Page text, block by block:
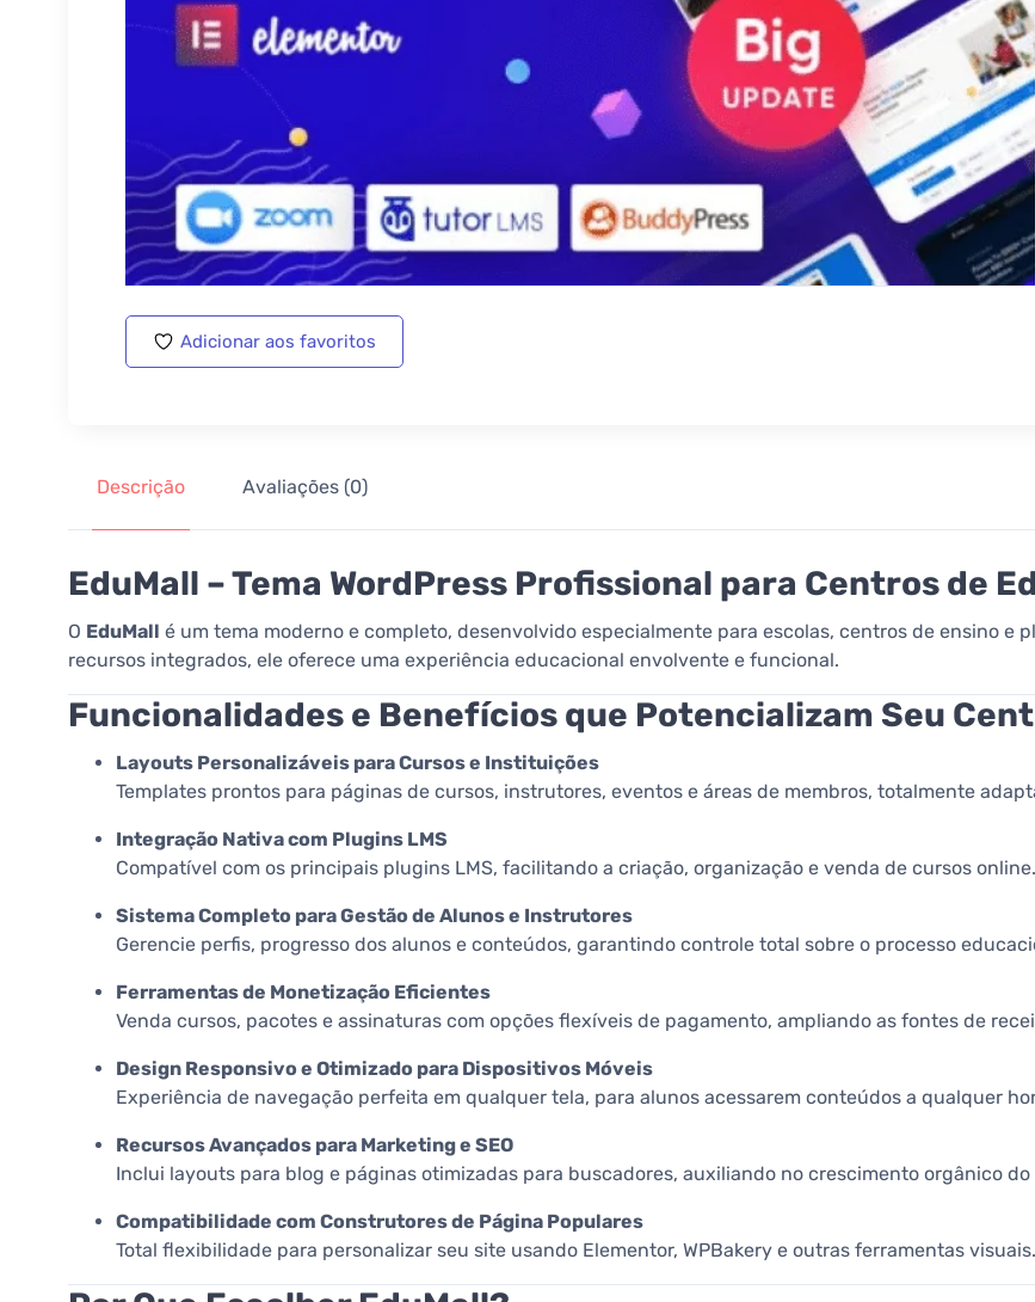
Adicionar aos favoritos
Descrição Avaliações (0)
EduMall – Tema WordPress Profissional para Centros de
O EduMall é um tema moderno e completo, desenvolvido especialmente para escolas, centros de ensino e
recursos integrados, ele oferece uma experiência educacional envolvente e funcional.
Funcionalidades e Benefícios que Potencializam Seu
Layouts Personalizáveis para Cursos e Instituições
Templates prontos para páginas de cursos, instrutores, eventos e áreas de membros, totalmente
Integração Nativa com Plugins LMS
Compatível com os principais plugins LMS, facilitando a criação, organização e venda de cursos online.
Sistema Completo para Gestão de Alunos e Instrutores
Gerencie perfis, progresso dos alunos e conteúdos, garantindo controle total sobre o processo
Ferramentas de Monetização Eficientes
Venda cursos, pacotes e assinaturas com opções flexíveis de pagamento, ampliando as fontes de
Design Responsivo e Otimizado para Dispositivos Móveis
Experiência de navegação perfeita em qualquer tela, para alunos acessarem conteúdos a qualquer
Recursos Avançados para Marketing e SEO
Inclui layouts para blog e páginas otimizadas para buscadores, auxiliando no crescimento orgânico do
Compatibilidade com Construtores de Página Populares
Total flexibilidade para personalizar seu site usando Elementor, WPBakery e outras ferramentas visuais.